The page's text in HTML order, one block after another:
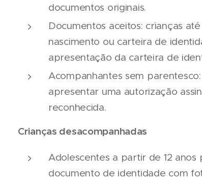
documentos originais.
Documentos aceitos: crianças
nascimento ou carteira de
apresentação da carteira de
Acompanhantes sem
apresentar uma autorização
reconhecida.
Crianças desacompanhadas
Adolescentes a partir de 12
documento de identidade com